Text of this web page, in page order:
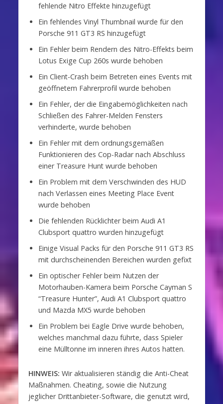
fehlende Nitro Effekte hinzugefügt
Ein fehlendes Vinyl Thumbnail wurde für den
Porsche 911 GT3 RS hinzugefügt
Ein Fehler beim Rendern des Nitro-Effekts beim
Lotus Exige Cup 260s wurde behoben
Ein Client-Crash beim Betreten eines Events mit
geöffnetem Fahrerprofil wurde behoben
Ein Fehler, der die Eingabemöglichkeiten nach
Schließen des Fahrer-Melden Fensters
verhinderte, wurde behoben
Ein Fehler mit dem ordnungsgemäßen
Funktionieren des Cop-Radar nach Abschluss
einer Treasure Hunt wurde behoben
Ein Problem mit dem Verschwinden des HUD
nach Verlassen eines Meeting Place Event
wurde behoben
Die fehlenden Rücklichter beim Audi A1
Clubsport quattro wurden hinzugefügt
Einige Visual Packs für den Porsche 911 GT3 RS
mit durchscheinenden Bereichen wurden gefixt
Ein optischer Fehler beim Nutzen der
Motorhauben-Kamera beim Porsche Cayman S
“Treasure Hunter”, Audi A1 Clubsport quattro
und Mazda MX5 wurde behoben
Ein Problem bei Eagle Drive wurde behoben,
welches manchmal dazu führte, dass Spieler
eine Mülltonne im inneren ihres Autos hatten.
HINWEIS: Wir aktualisieren ständig die Anti-Cheat
Maßnahmen. Cheating, sowie die Nutzung
jeglicher Drittanbieter-Software, die genutzt wird,